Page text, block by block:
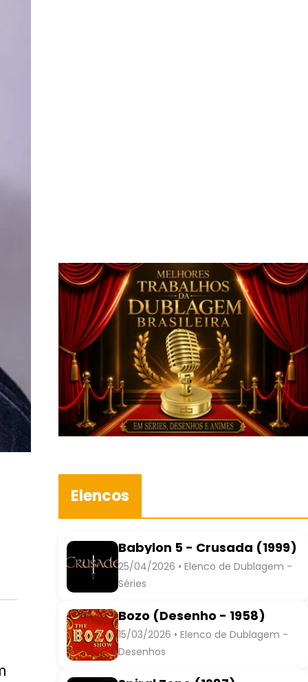
Elencos
Babylon 5 - Crusada (1999)
25/04/2026 • Elenco de Dublagem -
Séries
Bozo (Desenho - 1958)
15/03/2026 • Elenco de Dublagem -
Desenhos